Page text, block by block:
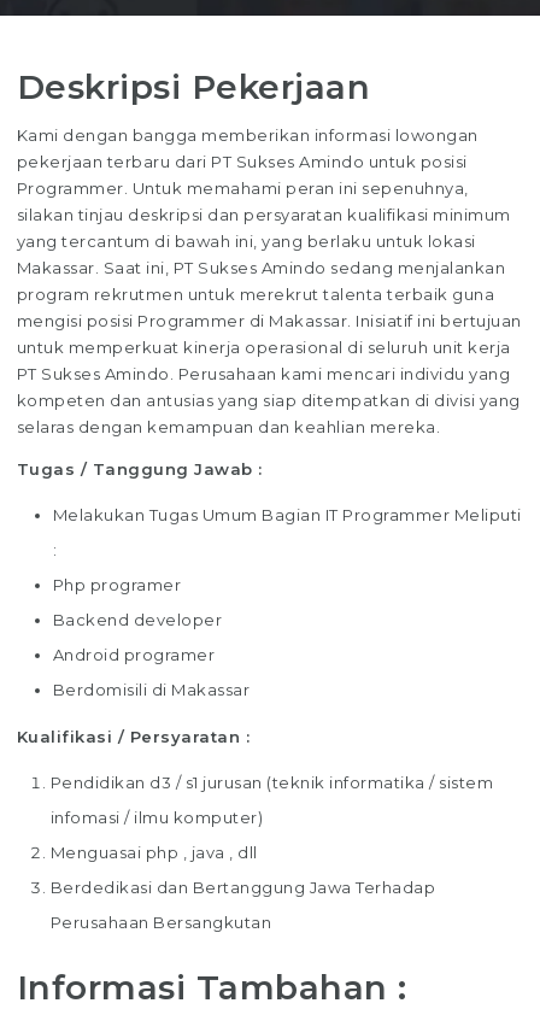
Deskripsi Pekerjaan
Kami dengan bangga memberikan informasi lowongan
pekerjaan terbaru dari PT Sukses Amindo untuk posisi
Programmer. Untuk memahami peran ini sepenuhnya,
silakan tinjau deskripsi dan persyaratan kualifikasi minimum
yang tercantum di bawah ini, yang berlaku untuk lokasi
Makassar. Saat ini, PT Sukses Amindo sedang menjalankan
program rekrutmen untuk merekrut talenta terbaik guna
mengisi posisi Programmer di Makassar. Inisiatif ini bertujuan
untuk memperkuat kinerja operasional di seluruh unit kerja
PT Sukses Amindo. Perusahaan kami mencari individu yang
kompeten dan antusias yang siap ditempatkan di divisi yang
selaras dengan kemampuan dan keahlian mereka.
Tugas / Tanggung Jawab :
Melakukan Tugas Umum Bagian IT Programmer Meliputi
:
Php programer
Backend developer
Android programer
Berdomisili di Makassar
Kualifikasi / Persyaratan :
Pendidikan d3 / s1 jurusan (teknik informatika / sistem
infomasi / ilmu komputer)
Menguasai php , java , dll
Berdedikasi dan Bertanggung Jawa Terhadap
Perusahaan Bersangkutan
Informasi Tambahan :